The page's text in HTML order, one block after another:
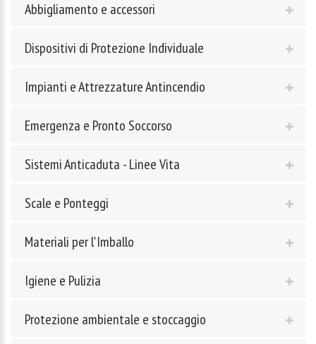
Abbigliamento e accessori
Dispositivi di Protezione Individuale
Impianti e Attrezzature Antincendio
Emergenza e Pronto Soccorso
Sistemi Anticaduta - Linee Vita
Scale e Ponteggi
Materiali per l'Imballo
Igiene e Pulizia
Protezione ambientale e stoccaggio